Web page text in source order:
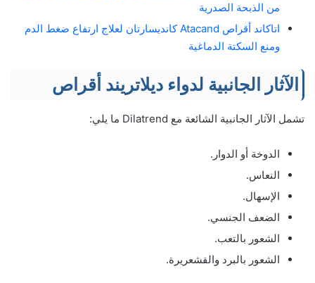
من الذبحة الصدرية
اتاكاند أقراص Atacand كانديسارتان لعلاج ارتفاع ضغط الدم
ومنع السكتة الدماغية
الآثار الجانبية لدواء ديلاتريند أقراص
تشمل الآثار الجانبية الشائعة مع Dilatrend ما يلي:
الدوخة أو الدوار.
النعاس.
الإسهال.
الضعف الجنسي.
الشعور بالتعب.
الشعور بالبرد والقشعريرة.